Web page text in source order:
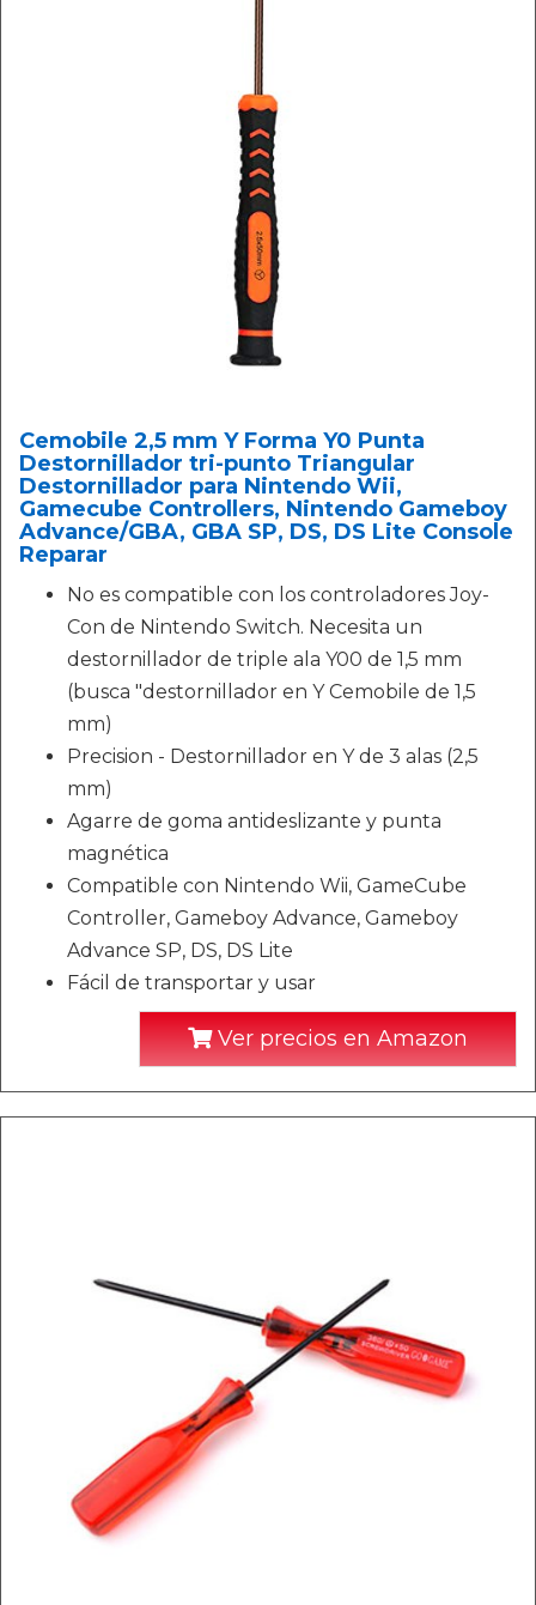
Cemobile 2,5 mm Y Forma Y0 Punta
Destornillador tri-punto Triangular
Destornillador para Nintendo Wii,
Gamecube Controllers, Nintendo Gameboy
Advance/GBA, GBA SP, DS, DS Lite Console
Reparar
No es compatible con los controladores Joy-
Con de Nintendo Switch. Necesita un
destornillador de triple ala Y00 de 1,5 mm
(busca "destornillador en Y Cemobile de 1,5
mm)
Precision - Destornillador en Y de 3 alas (2,5
mm)
Agarre de goma antideslizante y punta
magnética
Compatible con Nintendo Wii, GameCube
Controller, Gameboy Advance, Gameboy
Advance SP, DS, DS Lite
Fácil de transportar y usar
Ver precios en Amazon